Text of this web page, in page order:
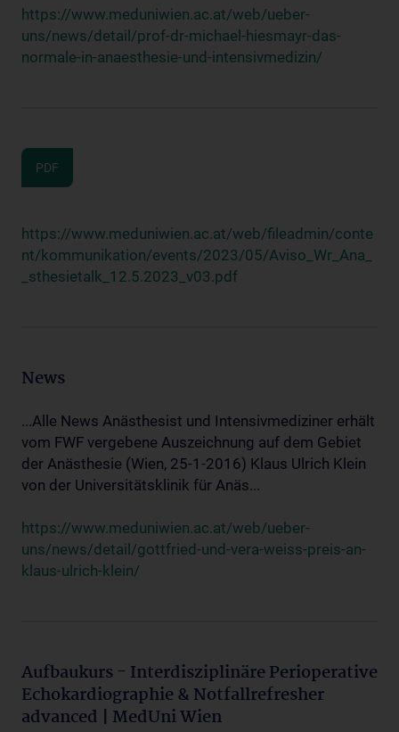
https://www.meduniwien.ac.at/web/ueber-
uns/news/detail/prof-dr-michael-hiesmayr-das-
normale-in-anaesthesie-und-intensivmedizin/
PDF
https://www.meduniwien.ac.at/web/fileadmin/conte
nt/kommunikation/events/2023/05/Aviso_Wr_Ana_
_sthesietalk_12.5.2023_v03.pdf
News
...Alle News Anästhesist und Intensivmediziner erhält
vom FWF vergebene Auszeichnung auf dem Gebiet
der Anästhesie (Wien, 25-1-2016) Klaus Ulrich Klein
von der Universitätsklinik für Anäs...
https://www.meduniwien.ac.at/web/ueber-
uns/news/detail/gottfried-und-vera-weiss-preis-an-
klaus-ulrich-klein/
Aufbaukurs - Interdisziplinäre Perioperative
Echokardiographie & Notfallrefresher
advanced | MedUni Wien